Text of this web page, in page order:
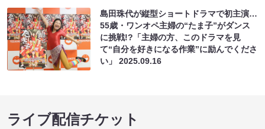
島田珠代が縦型ショートドラマで初主演…
55歳・ワンオペ主婦の“たま子”がダンス
に挑戦!?「主婦の方、このドラマを見
て“自分を好きになる作業”に励んでくださ
い」2025.09.16
ライブ配信チケット